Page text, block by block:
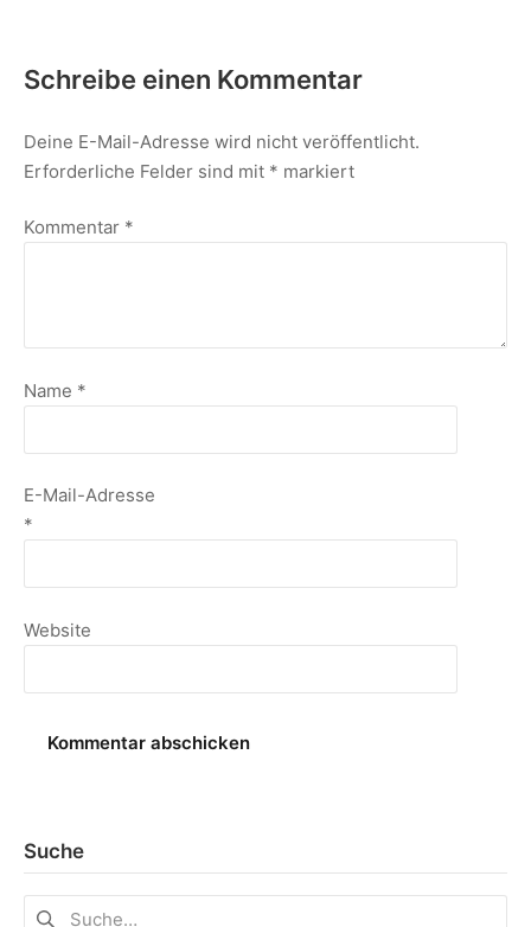
Schreibe einen Kommentar
Deine E-Mail-Adresse wird nicht veröffentlicht.
Erforderliche Felder sind mit * markiert
Kommentar *
Name *
E-Mail-Adresse
*
Website
Suche